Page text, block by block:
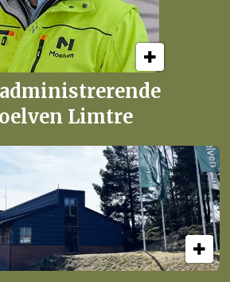
Limtre